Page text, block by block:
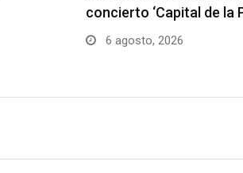
concierto ‘Capital de la
6 agosto, 2026